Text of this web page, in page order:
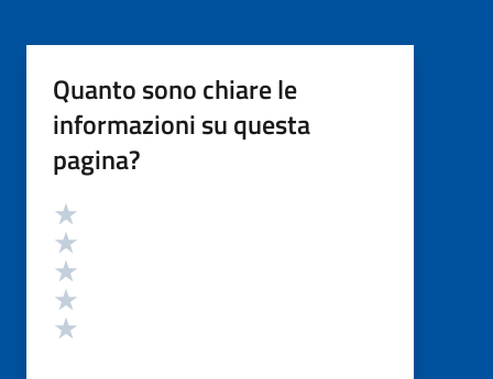
Quanto sono chiare le
informazioni su questa
pagina?
Valutazione